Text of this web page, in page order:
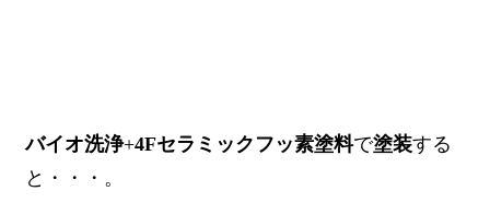
バイオ洗浄+4Fセラミックフッ素塗料で塗装する
と・・・。